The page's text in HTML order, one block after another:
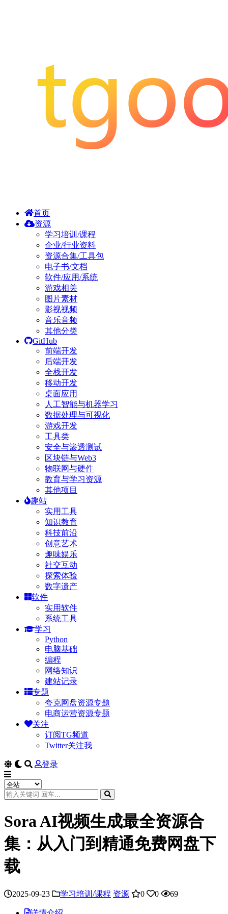
首页
资源
学习培训/课程
企业/行业资料
资源合集/工具包
电子书/文档
软件/应用/系统
游戏相关
图片素材
影视视频
音乐音频
其他分类
GitHub
前端开发
后端开发
全栈开发
移动开发
桌面应用
人工智能与机器学习
数据处理与可视化
游戏开发
工具类
安全与渗透测试
区块链与Web3
物联网与硬件
教育与学习资源
其他项目
趣站
实用工具
知识教育
科技前沿
创意艺术
趣味娱乐
社交互动
探索体验
数字遗产
软件
实用软件
系统工具
学习
Python
电脑基础
编程
网络知识
建站记录
专题
夸克网盘资源专题
电商运营资源专题
关注
订阅TG频道
Twitter关注我
登录
Sora AI视频生成最全资源合
集：从入门到精通免费网盘下
载
2025-09-23 学习培训/课程 资源 0 0 69